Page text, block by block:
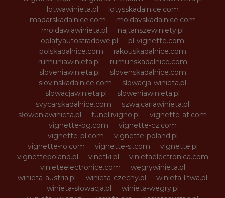
lotwawinieta.pl
lotysskadalnice.com
madarskadalnice.com
moldavskadalnice.com
moldawiawinieta.pl
najtanszewiniety.pl
oplatyautostradowe.pl
pl-vignette.com
polskadalnice.com
rakouskadalnice.com
rumuniawinieta.pl
rumunskadalnice.com
sloveniawinieta.pl
slovenskadalnice.com
slovinskadalnice.com
slowacja-winieta.pl
slowacjawinieta.pl
sloweniawinieta.pl
svycarskadalnice.com
szwajcariawinieta.pl
słoweniawinieta.pl
tunellivigno.pl
vignette-at.com
vignette-bg.com
vignette-cz.com
vignette-pl.com
vignette-poland.pl
vignette-ro.com
vignette-si.com
vignette.pl
vignettepoland.pl
vinetki.pl
vinietaelectronica.com
vinieteelectronice.com
wegrywinieta.pl
winieta-austria.pl
winieta-czechy.pl
winieta-litwa.pl
winieta-słowacja.pl
winieta-wegry.pl